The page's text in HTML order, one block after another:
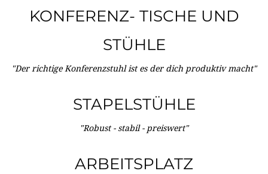
KONFERENZ- TISCHE UND
STÜHLE
"Der richtige Konferenzstuhl ist es der dich produktiv macht"
STAPELSTÜHLE
"Robust - stabil - preiswert"
ARBEITSPLATZ